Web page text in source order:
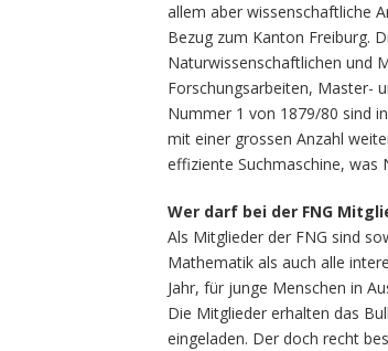
allem aber wissenschaftliche
Bezug zum Kanton Freiburg.
Naturwissenschaftlichen und
Forschungsarbeiten, Master-
Nummer 1 von 1879/80 sind
mit einer grossen Anzahl
effiziente Suchmaschine, was
Wer darf bei der FNG
Als Mitglieder der FNG sind
Mathematik als auch alle
Jahr, für junge Menschen in
Die Mitglieder erhalten das
eingeladen. Der doch recht